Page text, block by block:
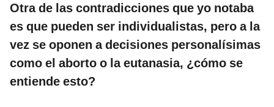
Otra de las contradicciones que yo notaba
es que pueden ser individualistas, pero a la
vez se oponen a decisiones personalísimas
como el aborto o la eutanasia, ¿cómo se
entiende esto?